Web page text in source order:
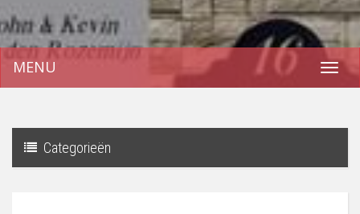
MENU
Categorieën